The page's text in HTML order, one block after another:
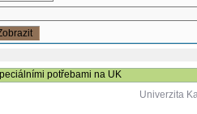
potřebami na UK
Univerzita